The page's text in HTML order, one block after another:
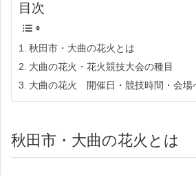
目次
秋田市・大曲の花火とは
大曲の花火・花火競技大会の種目
大曲の花火 開催日・競技時間・会場
秋田市・大曲の花火とは